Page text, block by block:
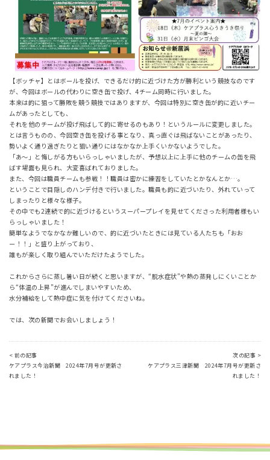
【ボッチャ】とはボールを投げ、できるだけ的に近づけた方が勝利という競技なのです
が、今回はボールの代わりに空き缶で投げ、4チーム同時に行いました。
本来は的に狙って勝敗を競う競技ではありますが、今回は特別に空き缶が的に近いチー
ムがあったとしても、
それを他のチームが投げ飛ばして的に寄せるのもあり！というルールに変更しました。
とは言うものの、今回空き缶を投げる事となり、真っ直ぐは飛ばないことがあったり、
勢いよく通り過ぎたりと狙い通りにはなかなか上手くいかないようでした。
「あ～」と悔しがる方もいらっしゃいましたが、予想以上に上手に他のチームの缶を飛
ばす場面も見られ、大変喜ばれておりました。
また、今回は職員チームも参戦！！職員は密かに練習をしていたとかなんとか…。
ということで目隠しのハンデ付きで行いました。職員も的に近づいたり、外れていって
しまったりと様々な様子。
その中でも2連続で的に近づけるというスーパープレイを見せてくださった利用者様もい
らっしゃいました！
簡単なようでなかなか難しいので、的に近づいたときには見ている人たちも「おお
ー！！」と盛り上がっており、
誰もが楽しく取り組んでいただけたようでした。
これからさらに蒸し暑い日が続くと思いますが、“脱水症状”や熱の蒸発しにくいことか
ら“体温の上昇”が進んでしまいやすいため、
水分補給をして熱中症に気を付けてくださいね。
では、次の新聞でお会いしましょう！
< 前の記事
ケアプラス今治新聞 2024年7月号が更新さ
れました！
次の記事 >
ケアプラス三津新聞 2024年7月号が更新さ
れました！